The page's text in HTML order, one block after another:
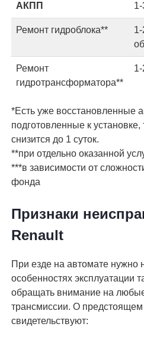
АКПП
Ремонт гидроблока**
Ремонт
гидротрансформатора**
1-
*Есть уже восстановленные
подготовленные к установке,
снизится до 1 суток.
**при отдельно оказанной
***в зависимости от
фонда
Признаки
Renault
При езде на автомате нужно
особенностях эксплуатации
обращать внимание на
трансмиссии. О
свидетельствуют: